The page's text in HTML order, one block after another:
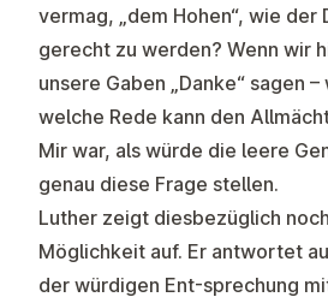
vermag, „dem Hohen“, wie der
gerecht zu werden? Wenn wir
unsere Gaben „Danke“ sagen
welche Rede kann den
Mir war, als würde die leere
genau diese Frage stellen.
Luther zeigt diesbezüglich
Möglichkeit auf. Er antwortet
der würdigen Ent-sprechung